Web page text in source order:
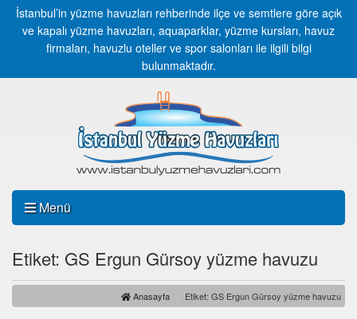
İstanbul’in yüzme havuzları rehberinde ilçe ve semtlere göre açık
ve kapalı yüzme havuzları, aquaparklar, yüzme kursları, havuz
firmaları, havuzlu oteller ve spor salonları ile ilgili bilgi
bulunmaktadır.
Menü
Etiket: GS Ergun Gürsoy yüzme havuzu
Anasayfa Etiket: GS Ergun Gürsoy yüzme havuzu